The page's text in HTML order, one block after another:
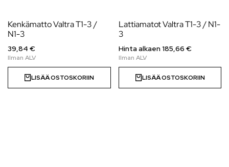
Kenkämatto Valtra T1-3 /
N1-3
39,84 €
LISÄÄ OSTOSKORIIN
Lattiamatot Valtra T1-3 / N1-
3
Hinta alkaen185,66 €
LISÄÄ OSTOSKORIIN